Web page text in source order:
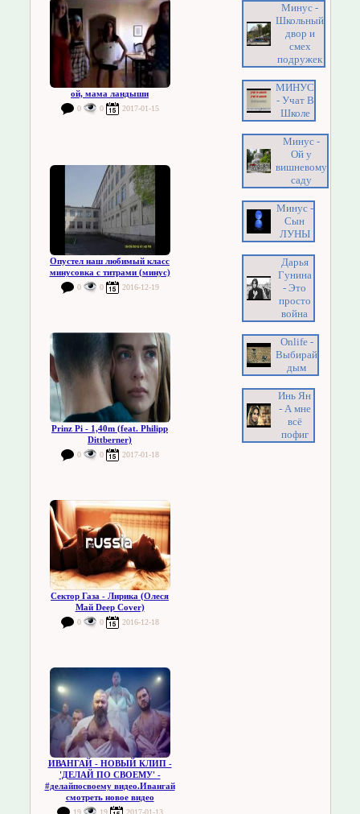
ой, мама ландыши
0 0 2017-01-15
Опустел наш любимый класс
минусовка с титрами (минус)
0 0 2016-12-19
Prinz Pi - 1,40m (feat. Philipp
Dittberner)
0 0 2017-01-18
Сектор Газа - Лирика (Олеся
Май Deep Cover)
0 0 2016-12-18
ИВАНГАЙ - НОВЫЙ КЛИП -
'ДЕЛАЙ ПО СВОЕМУ' -
#делайпосвоему видео.Ивангай
смотреть новое видео
19 19 2017-01-13
Минус -
Школьный
двор и
смех
подружек
МИНУС
- Учат В
Школе
Минус -
Ой у
вишневому
саду
Минус -
Сын
ЛУНЫ
Дарья
Гунина
- Это
просто
война
Onlife -
Выбирай
дым
Инь Ян
- А мне
всё
пофиг